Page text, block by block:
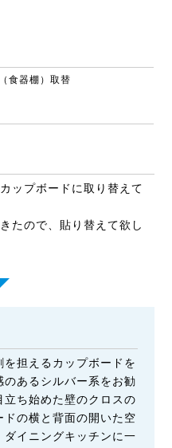
食器棚）取替
ップボードに取り替えて
たので、貼り替えて欲し
担えるカップボードを
あるシルバー系をお勧
ち始めた壁のクロスの
の横と背面の開いた空
イニングキッチンに一